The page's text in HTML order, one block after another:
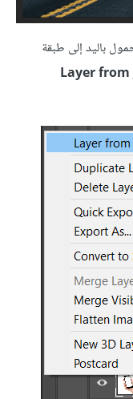
باليد إلى طبقة
Layer from